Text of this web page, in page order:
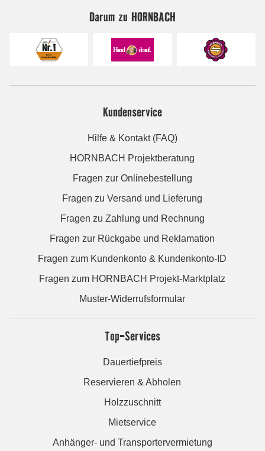
Darum zu HORNBACH
Kundenservice
Hilfe & Kontakt (FAQ)
HORNBACH Projektberatung
Fragen zur Onlinebestellung
Fragen zu Versand und Lieferung
Fragen zu Zahlung und Rechnung
Fragen zur Rückgabe und Reklamation
Fragen zum Kundenkonto & Kundenkonto-ID
Fragen zum HORNBACH Projekt-Marktplatz
Muster-Widerrufsformular
Top-Services
Dauertiefpreis
Reservieren & Abholen
Holzzuschnitt
Mietservice
Anhänger- und Transportervermietung